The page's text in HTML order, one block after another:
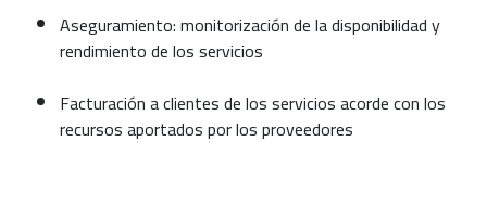
Aseguramiento: monitorización de la disponibilidad y
rendimiento de los servicios
Facturación a clientes de los servicios acorde con los
recursos aportados por los proveedores